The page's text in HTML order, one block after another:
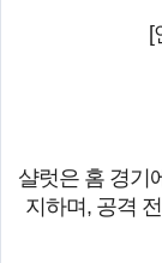
[
샬럿은 홈 경기
지하며, 공격